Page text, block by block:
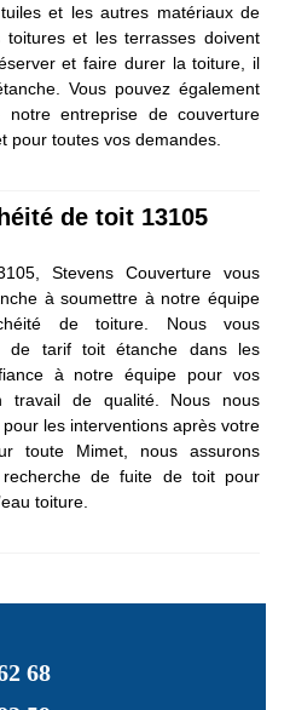
et les autres matériaux de
et les terrasses doivent
et faire durer la toiture, il
Vous pouvez également
entreprise de couverture
pour toutes vos demandes.
de toit 13105
Stevens Couverture vous
à soumettre à notre équipe
de toiture. Nous vous
de tarif toit étanche dans les
à notre équipe pour vos
travail de qualité. Nous nous
les interventions après votre
toute Mimet, nous assurons
de fuite de toit pour
toiture.
68